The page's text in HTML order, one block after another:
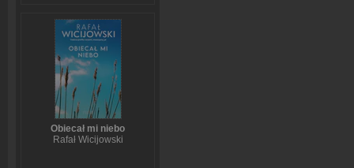
Obiecał mi niebo
Rafał Wicijowski